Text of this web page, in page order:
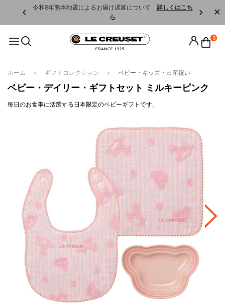
令和8年熊本地震によるお届け遅延について 詳しくはこち
ら
0
ホーム ギフトコレクション ベビー・キッズ・出産祝い
ベビー・デイリー・ギフトセット ミルキーピンク
毎日のお食事に活躍する日本限定のベビーギフトです。